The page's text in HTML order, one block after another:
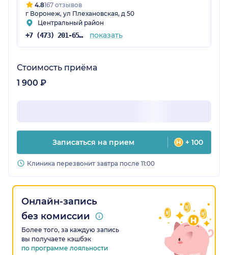
4.8167 отзывов
г Воронеж, ул Плехановская, д 50
Центральный район
+7 (473) 201-65-34 показать
Стоимость приёма
1 900 ₽
Записаться на прием + 100
Клиника перезвонит завтра после 11:00
Онлайн-запись
без комиссии
Более того, за каждую запись
вы получаете кэшбэк
по программе лояльности